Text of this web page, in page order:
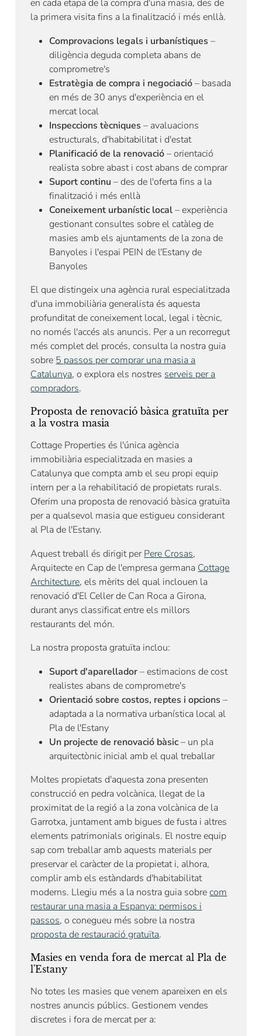
en cada etapa de la compra d'una masia, des de
la primera visita fins a la finalització i més enllà.
Comprovacions legals i urbanístiques –
diligència deguda completa abans de
comprometre's
Estratègia de compra i negociació– basada
en més de 30 anys d'experiència en el
mercat local
Inspeccions tècniques – avaluacions
estructurals, d'habitabilitat i d'estat
Planificació de la renovació– orientació
realista sobre abast i cost abans de comprar
Suport continu – des de l'oferta fins a la
finalització i més enllà
Coneixement urbanístic local– experiència
gestionant consultes sobre el catàleg de
masies amb els ajuntaments de la zona de
Banyoles i l'espai PEIN de l'Estany de
Banyoles
El que distingeix una agència rural especialitzada
d'una immobiliària generalista és aquesta
profunditat de coneixement local, legal i tècnic,
no només l'accés als anuncis. Per a un recorregut
més complet del procés, consulta la nostra guia
sobre 5 passos per comprar una masia a
Catalunya, o explora els nostres serveis per a
compradors.
Proposta de renovació bàsica gratuïta per
a la vostra masia
Cottage Properties és l'única agència
immobiliària especialitzada en masies a
Catalunya que compta amb el seu propi equip
intern per a la rehabilitació de propietats rurals.
Oferim una proposta de renovació bàsica gratuïta
per a qualsevol masia que estigueu considerant
al Pla de l'Estany.
Aquest treball és dirigit perPere Crosas,
Arquitecte en Cap de l'empresa germana Cottage
Architecture, els mèrits del qual inclouen la
renovació d'El Celler de Can Roca a Girona,
durant anys classificat entre els millors
restaurants del món.
La nostra proposta gratuïta inclou:
Suport d'aparellador– estimacions de cost
realistes abans de comprometre's
Orientació sobre costos, reptes i opcions –
adaptada a la normativa urbanística local al
Pla de l'Estany
Un projecte de renovació bàsic– un pla
arquitectònic inicial amb el qual treballar
Moltes propietats d'aquesta zona presenten
construcció en pedra volcànica, llegat de la
proximitat de la regió a la zona volcànica de la
Garrotxa, juntament amb bigues de fusta i altres
elements patrimonials originals. El nostre equip
sap com treballar amb aquests materials per
preservar el caràcter de la propietat i, alhora,
complir amb els estàndards d'habitabilitat
moderns. Llegiu més a la nostra guia sobrecom
restaurar una masia a Espanya: permisos i
passos, o conegueu més sobre la nostra
proposta de restauració gratuïta.
Masies en venda fora de mercat al Pla de
l'Estany
No totes les masies que venem apareixen en els
nostres anuncis públics. Gestionem vendes
discretes i fora de mercat per a: